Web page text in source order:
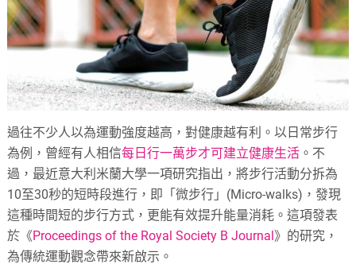
過往不少人以為運動強度越高，對健康越有利。以日常步行
為例，曾經有人相信每日行一萬步才可建立健康生活 。不
過，最近意大利米蘭大學一項研究指出，將步行活動分拆為
10至30秒的短時段進行，即「微步行」(Micro-walks)，發現
這種時間短的步行方式，更能有效提升能量消耗。這項發表
於《Proceedings of the Royal Society B Journal》的研究，
為傳統運動觀念帶來新啟示。